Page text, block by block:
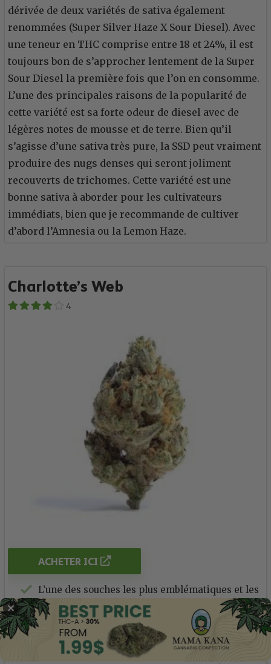
dérivée de deux variétés de sativa également
renommées (Super Silver Haze X Sour Diesel). Avec
une teneur en THC comprise entre 18 et 24%, il est
toujours bon de s’approcher lentement de la Super
Sour Diesel la première fois que l’on en consomme.
L’une des principales raisons de la popularité de
cette variété est sa forte odeur de diesel avec de
légères notes de mousse et de terre. Bien qu’il
s’agisse d’une sativa très pure, la SSD peut vraiment
produire des nugs denses qui seront joliment
recouverts de trichomes. Cette variété est une
bonne sativa à aborder pour les cultivateurs
immédiats, bien que je recommande de cultiver
d’abord l’Amnesia ou la Lemon Haze.
Charlotte’s Web
4
ACHETER ICI
L’une des souches les plus emblématiques et les
plus importantes
Haute teneur en CBD et faible teneur en THC
Un excellent moyen d’introduire
✕